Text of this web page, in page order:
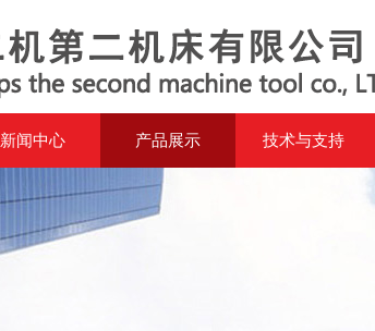
新闻中心 产品展示 技术与支持